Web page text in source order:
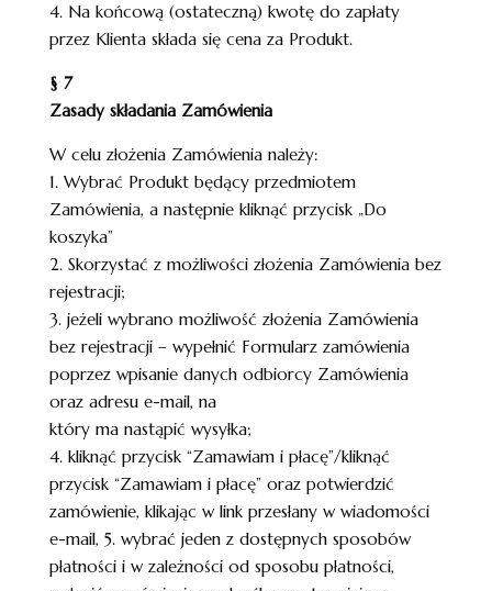
4. Na końcową (ostateczną) kwotę do zapłaty
przez Klienta składa się cena za Produkt.
§ 7
Zasady składania Zamówienia
W celu złożenia Zamówienia należy:
1. Wybrać Produkt będący przedmiotem
Zamówienia, a następnie kliknąć przycisk „Do
koszyka”
2. Skorzystać z możliwości złożenia Zamówienia bez
rejestracji;
3. jeżeli wybrano możliwość złożenia Zamówienia
bez rejestracji – wypełnić Formularz zamówienia
poprzez wpisanie danych odbiorcy Zamówienia
oraz adresu e-mail, na
który ma nastąpić wysyłka;
4. kliknąć przycisk “Zamawiam i płacę”/kliknąć
przycisk “Zamawiam i płacę” oraz potwierdzić
zamówienie, klikając w link przesłany w wiadomości
e-mail, 5. wybrać jeden z dostępnych sposobów
płatności i w zależności od sposobu płatności,